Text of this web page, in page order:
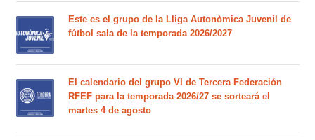
Este es el grupo de la Lliga Autonòmica Juvenil de
fútbol sala de la temporada 2026/2027
El calendario del grupo VI de Tercera Federación
RFEF para la temporada 2026/27 se sorteará el
martes 4 de agosto